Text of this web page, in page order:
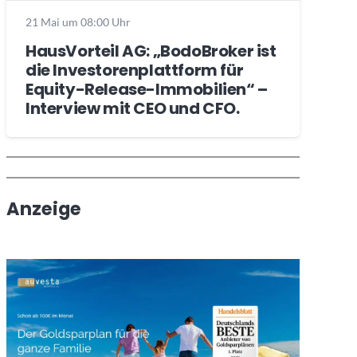
21 Mai um 08:00 Uhr
HausVorteil AG: „BodoBroker ist
die Investorenplattform für
Equity-Release-Immobilien“ –
Interview mit CEO und CFO.
Wochenrückblick
Trendthemen
Anzeige